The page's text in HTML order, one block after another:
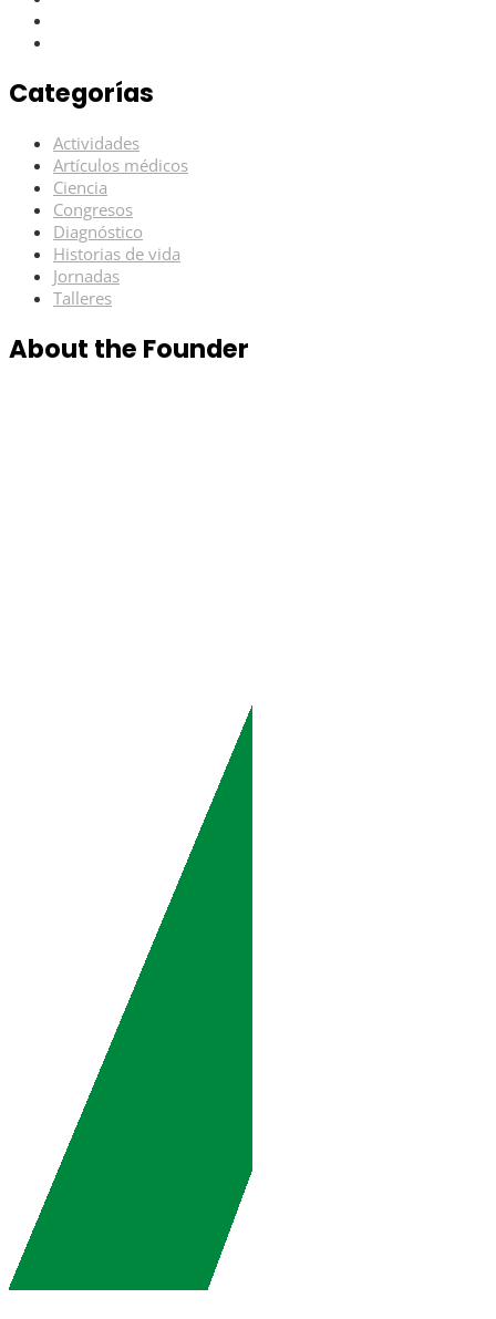
Categorías
Actividades
Artículos médicos
Ciencia
Congresos
Diagnóstico
Historias de vida
Jornadas
Talleres
About the Founder